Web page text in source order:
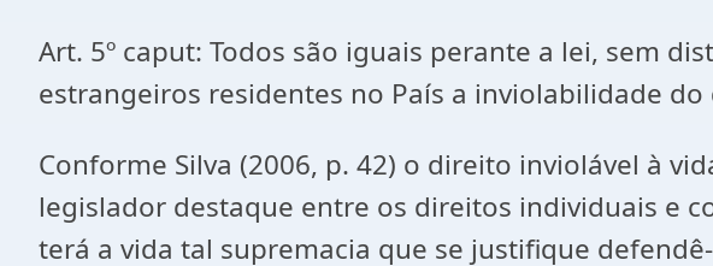
Art. 5º caput: Todos são iguais perante a lei, sem
estrangeiros residentes no País a inviolabilidade do
Conforme Silva (2006, p. 42) o direito inviolável à
legislador destaque entre os direitos individuais e
terá a vida tal supremacia que se justifique